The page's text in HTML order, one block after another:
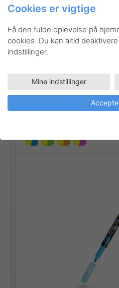
SLW8 Highlightere
Twin Checker
Cookies er vigtige
Få den fulde oplevelse på
cookies. Du kan altid
indstillinger.
Mine indstillinger